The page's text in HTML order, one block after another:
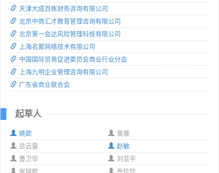
天津大成百练财务咨询有限公司
北京中商汇才教育管理咨询有限公司
北京第一会达风险管理科技有限公司
上海名聚网络技术有限公司
中国国际贸易促进委员会商业行业分会
上海九明企业管理咨询有限公司
广东省商业联合会
起草人
姚歆
晋展
岳云雷
赵敏
曹卫华
刘亚平
张旭航
乔珍珍